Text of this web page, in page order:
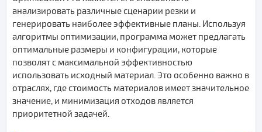
анализировать различные сценарии резки и
генерировать наиболее эффективные планы. Используя
алгоритмы оптимизации, программа может предлагать
оптимальные размеры и конфигурации, которые
позволят с максимальной эффективностью
использовать исходный материал. Это особенно важно в
отраслях, где стоимость материалов имеет значительное
значение, и минимизация отходов является
приоритетной задачей.